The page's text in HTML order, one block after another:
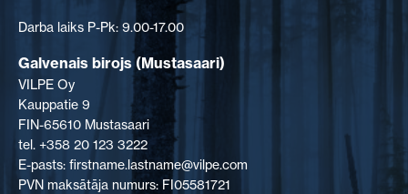
Darba laiks P-Pk: 9.00-17.00
Galvenais birojs (Mustasaari)
VILPE Oy
Kauppatie 9
FIN-65610 Mustasaari
tel. +358 20 123 3222
E-pasts: firstname.lastname@vilpe.com
PVN maksātāja numurs: FI05581721